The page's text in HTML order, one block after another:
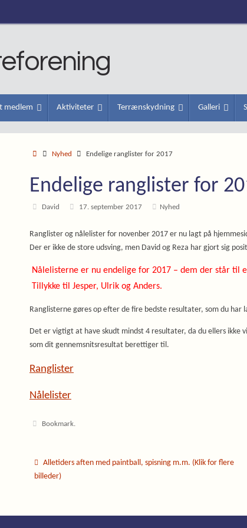
medlem Aktiviteter Terrænskydning Galleri
HomeNyhed Endelige ranglister for 2017
Endelige ranglister for
David 17. september 2017 Nyhed
Ranglister og nålelister for novenber 2017 er nu lagt på
Der er ikke de store udsving, men David og Reza har gjort sig
Nålelisterne er nu endelige for 2017 – dem der står til
Tillykke til Jesper, Ulrik og Anders.
Ranglisterne gøres op efter de fire bedste resultater, som du har
Det er vigtigt at have skudt mindst 4 resultater, da du ellers ikke
som dit gennemsnitsresultat berettiger til.
Ranglister
Nålelister
Bookmark.
Alletiders aften med paintball, spisning m.m. (Klik for flere
billeder)